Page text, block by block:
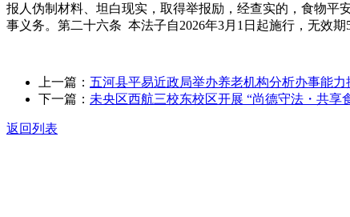
报人伪制材料、坦白现实，取得举报励，经查实的，食物平
事义务。第二十六条 本法子自2026年3月1日起施行，无效
上一篇： 五河县平易近政局举办养老机构分析办事能力
下一篇： 未央区西航三校东校区开展 “尚德守法・共享
返回列表